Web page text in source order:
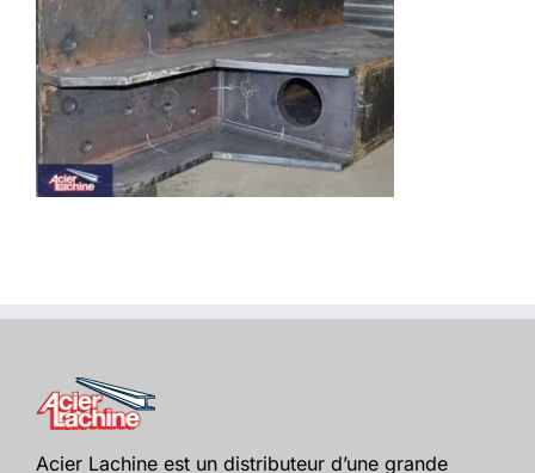
Acier Lachine est un distributeur d’une grande